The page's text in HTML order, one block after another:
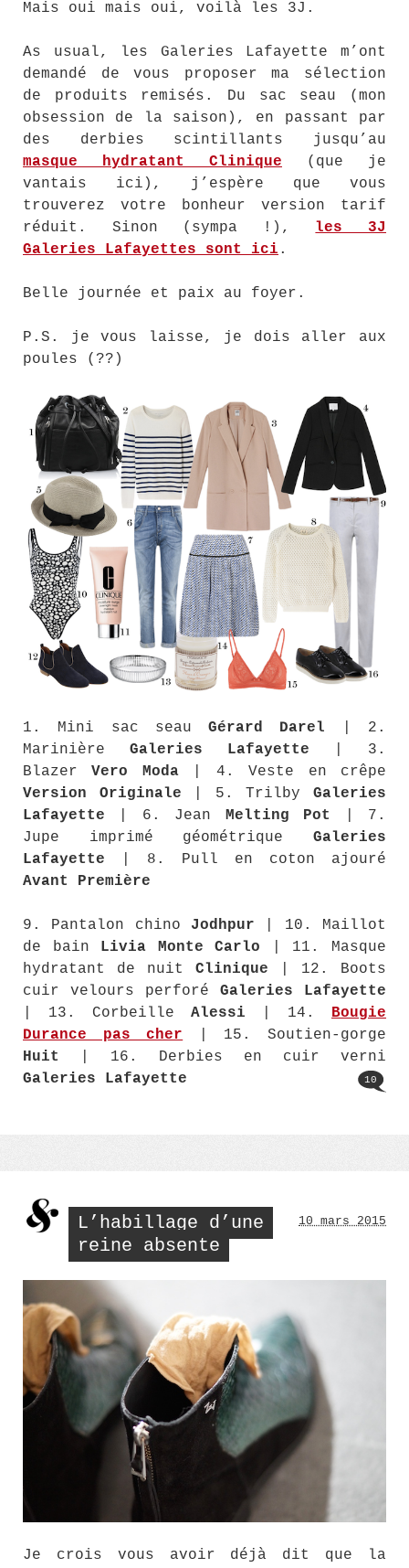
Mais oui mais oui, voilà les 3J.
As usual, les Galeries Lafayette m’ont
demandé de vous proposer ma sélection
de produits remisés. Du sac seau (mon
obsession de la saison), en passant par
des derbies scintillants jusqu’au
masque hydratant Clinique (que je
vantais ici), j’espère que vous
trouverez votre bonheur version tarif
réduit. Sinon (sympa !), les 3J
Galeries Lafayettes sont ici .
Belle journée et paix au foyer.
P.S. je vous laisse, je dois aller aux
poules (??)
1. Mini sac seauGérard Darel | 2.
Marinière Galeries Lafayette | 3.
BlazerVero Moda| 4. Veste en crêpe
Version Originale | 5. TrilbyGaleries
Lafayette | 6. Jean Melting Pot
| 7.
Jupe imprimé géométrique Galeries
Lafayette | 8. Pull en coton ajouré
Avant Première
9. Pantalon chino Jodhpur | 10. Maillot
de bain Livia Monte Carlo | 11. Masque
hydratant de nuit Clinique | 12. Boots
cuir velours perforé Galeries Lafayette
| 13. Corbeille Alessi | 14. Bougie
Durance pas cher | 15. Soutien-gorge
Huit
| 16. Derbies en cuir verni
Galeries Lafayette
10
L’habillage d’une
reine absente
10 mars 2015
Je crois vous avoir déjà dit que la